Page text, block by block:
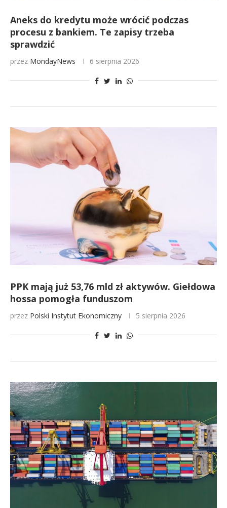
Aneks do kredytu może wrócić podczas
procesu z bankiem. Te zapisy trzeba
sprawdzić
przez MondayNews 6 sierpnia 2026
PPK mają już 53,76 mld zł aktywów. Giełdowa
hossa pomogła funduszom
przez Polski Instytut Ekonomiczny 5 sierpnia 2026